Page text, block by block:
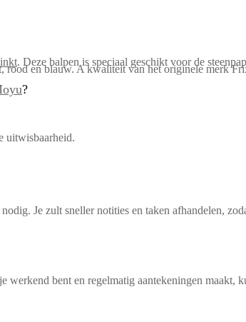
. Deze balpen is speciaal geschikt voor de
rood en blauw. A kwaliteit van het originele merk
?
uitwisbaarheid.
Je zult sneller notities en taken afhandelen,
werkend bent en regelmatig aantekeningen